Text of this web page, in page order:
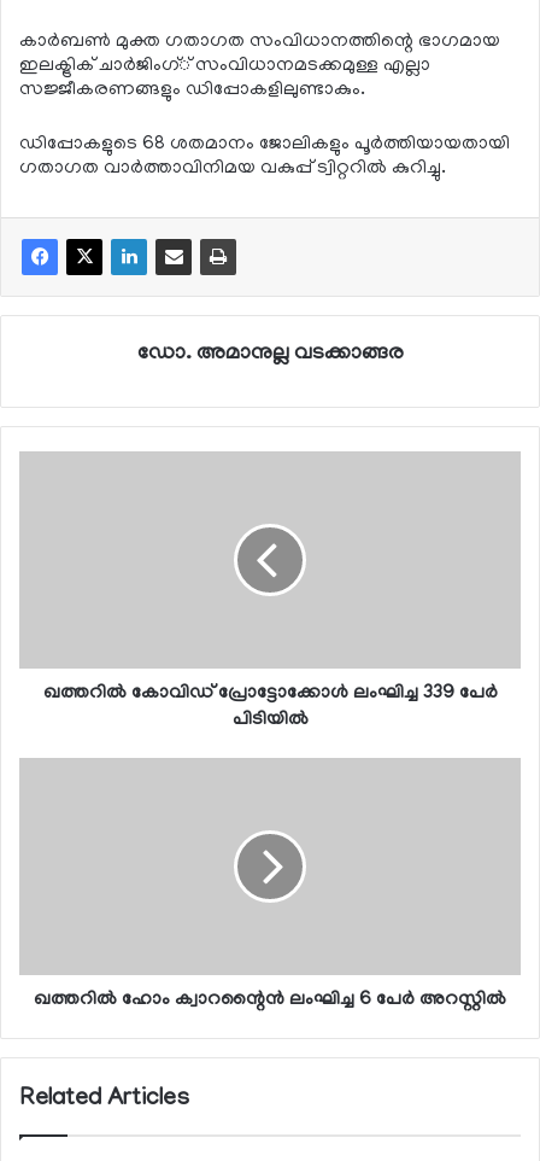
കാര്‍ബണ്‍ മുക്ത ഗതാഗത സംവിധാനത്തിന്റെ ഭാഗമായ
ഇലക്ട്രിക് ചാര്‍ജിംഗ്് സംവിധാനമടക്കമുള്ള എല്ലാ
സജ്ജീകരണങ്ങളും ഡിപ്പോകളിലുണ്ടാകും.
ഡിപ്പോകളുടെ 68 ശതമാനം ജോലികളും പൂര്‍ത്തിയായതായി
ഗതാഗത വാര്‍ത്താവിനിമയ വകുപ്പ് ട്വിറ്ററില്‍ കുറിച്ചു.
ഡോ. അമാനുല്ല വടക്കാങ്ങര
ഖത്തറില്‍ കോവിഡ് പ്രോട്ടോക്കോള്‍ ലംഘിച്ച 339 പേര്‍
പിടിയില്‍
ഖത്തറില്‍ ഹോം ക്വാറന്റൈന്‍ ലംഘിച്ച 6 പേര്‍ അറസ്റ്റില്‍
Related Articles